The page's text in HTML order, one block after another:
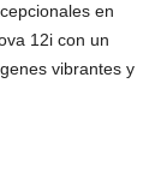
en
12i con un
vibrantes y